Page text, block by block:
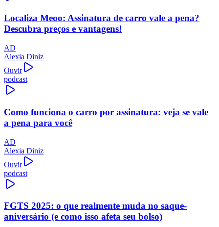
Localiza Meoo: Assinatura de carro vale a pena?
Descubra preços e vantagens!
AD
Alexia Diniz
Ouvir
podcast
Como funciona o carro por assinatura: veja se vale
a pena para você
AD
Alexia Diniz
Ouvir
podcast
FGTS 2025: o que realmente muda no saque-
aniversário (e como isso afeta seu bolso)